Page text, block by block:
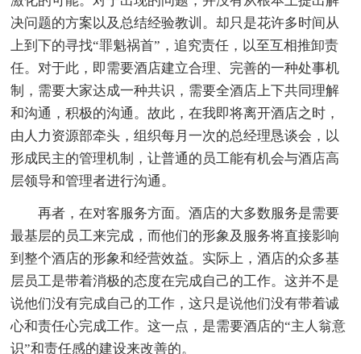
决问题的方案以及总结经验教训。却只是花许多时间从
上到下的寻找“罪魁祸首”，追究责任，以至互相推卸责
任。对于此，即需要酒店建立合理、完善的一种处事机
制，需要大家达成一种共识，需要全酒店上下共同理解
和沟通，积极的沟通。故此，在我即将离开酒店之时，
由人力资源部牵头，组织每月一次的总经理恳谈会，以
形成民主的管理机制，让普通的员工能有机会与酒店高
层领导和管理者进行沟通。
再者，在对客服务方面。酒店的大多数服务是需要
最基层的员工来完成，而他们的形象及服务将直接影响
到整个酒店的形象和经营效益。实际上，酒店的众多基
层员工是带着消极的态度在完成自己的工作。这并不是
说他们没有完成自己的工作，这只是说他们没有带着诚
心和责任心完成工作。这一点，是需要酒店的“主人翁意
识”和责任感的建设来改善的。